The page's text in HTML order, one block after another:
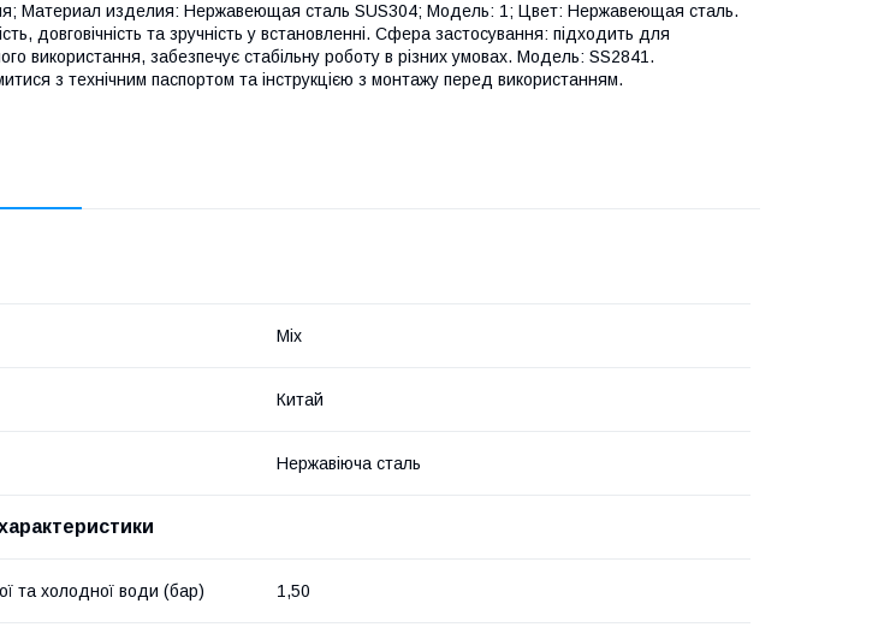
Материал изделия: Нержавеющая сталь SUS304; Мoдель: 1; Цвет: Нержавеющая сталь.
довговічність та зручність у встановленні. Сфера застосування: підходить для
використання, забезпечує стабільну роботу в різних умовах. Модель: SS2841.
з технічним паспортом та інструкцією з монтажу перед використанням.
Mix
Китай
Нержавіюча сталь
та холодної води (бар) 1,50